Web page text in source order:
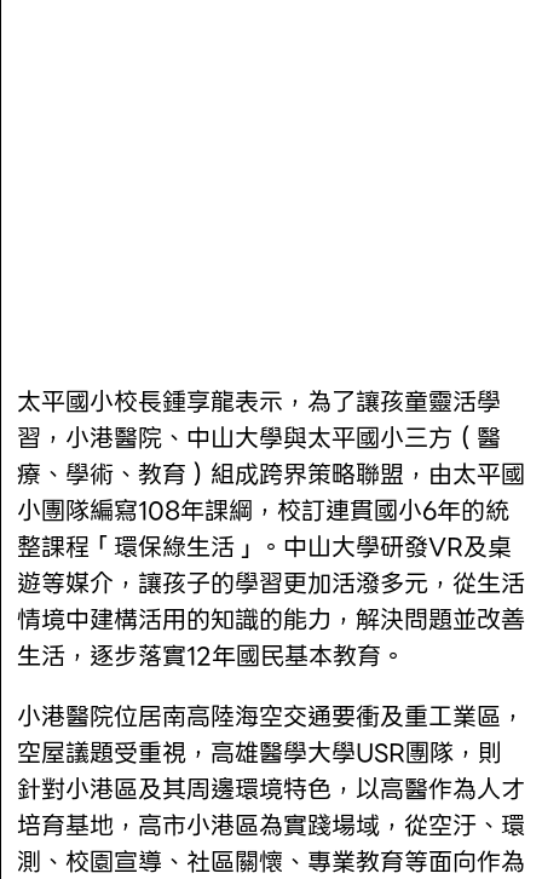
太平國小校長鍾享龍表示，為了讓孩童靈活學
習，小港醫院、中山大學與太平國小三方（醫
療、學術、教育）組成跨界策略聯盟，由太平國
小團隊編寫108年課綱，校訂連貫國小6年的統
整課程「環保綠生活」。中山大學研發VR及桌
遊等媒介，讓孩子的學習更加活潑多元，從生活
情境中建構活用的知識的能力，解決問題並改善
生活，逐步落實12年國民基本教育。
小港醫院位居南高陸海空交通要衝及重工業區，
空屋議題受重視，高雄醫學大學USR團隊，則
針對小港區及其周邊環境特色，以高醫作為人才
培育基地，高市小港區為實踐場域，從空汙、環
測、校園宣導、社區關懷、專業教育等面向作為